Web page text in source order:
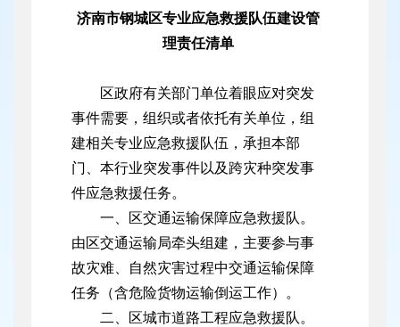
济南市钢城区专业应急救援队伍建设管
理责任清单
区政府有关部门单位着眼应对突发
事件需要，组织或者依托有关单位，组
建相关专业应急救援队伍，承担本部
门、本行业突发事件以及跨灾种突发事
件应急救援任务。
一、区交通运输保障应急救援队。
由区交通运输局牵头组建，主要参与事
故灾难、自然灾害过程中交通运输保障
任务（含危险货物运输倒运工作）。
二、区城市道路工程应急救援队。